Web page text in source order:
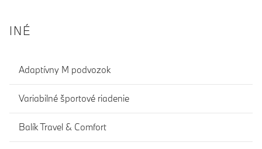
INÉ
Adaptívny M podvozok
Variabilné športové riadenie
Balík Travel & Comfort